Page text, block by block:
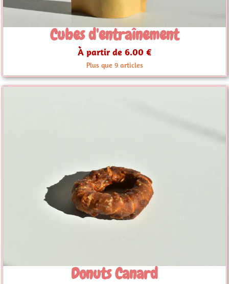
Cubes d'entraînement
À partir de 6.00 €
Plus que 9 articles
Donuts Canard